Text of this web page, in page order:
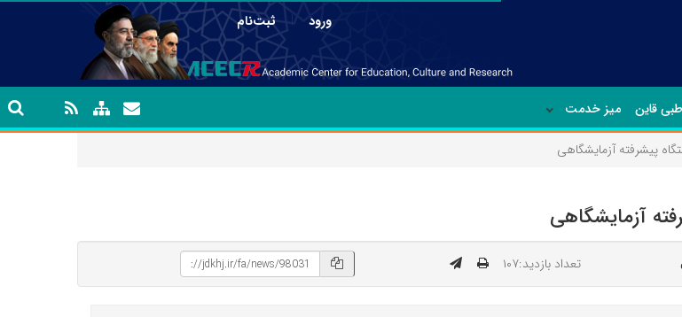
ورود | ثبت‌نام
قاین میز خدمت
پیشرفته آزمایشگاهی
آزمایشگاهی
تعداد بازدید:۱۰۷